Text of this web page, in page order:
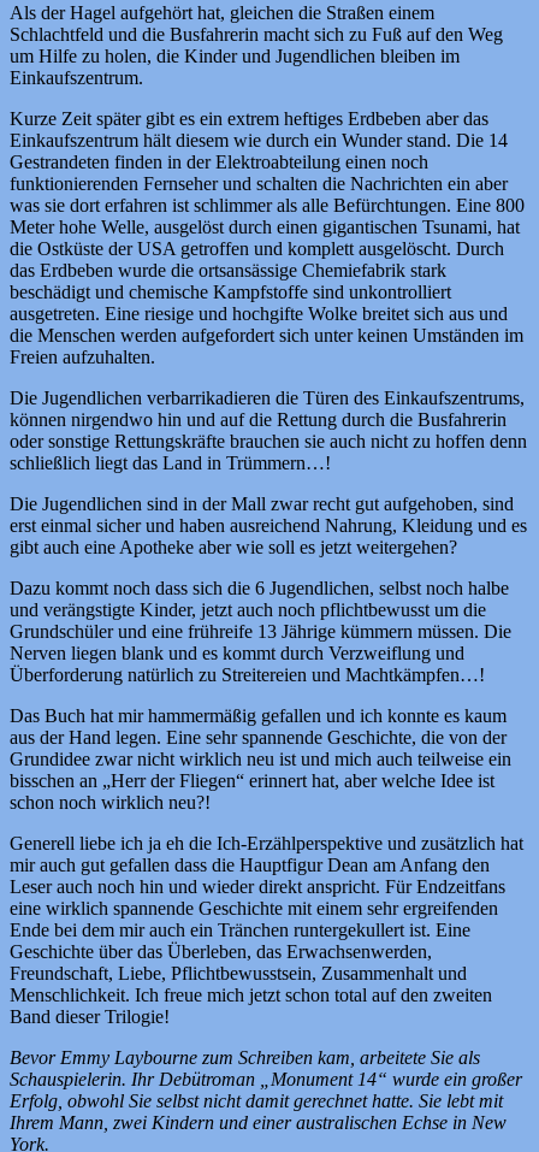
Als der Hagel aufgehört hat, gleichen die Straßen einem
Schlachtfeld und die Busfahrerin macht sich zu Fuß auf den Weg
um Hilfe zu holen, die Kinder und Jugendlichen bleiben im
Einkaufszentrum.
Kurze Zeit später gibt es ein extrem heftiges Erdbeben aber das
Einkaufszentrum hält diesem wie durch ein Wunder stand. Die 14
Gestrandeten finden in der Elektroabteilung einen noch
funktionierenden Fernseher und schalten die Nachrichten ein aber
was sie dort erfahren ist schlimmer als alle Befürchtungen. Eine 800
Meter hohe Welle, ausgelöst durch einen gigantischen Tsunami, hat
die Ostküste der USA getroffen und komplett ausgelöscht. Durch
das Erdbeben wurde die ortsansässige Chemiefabrik stark
beschädigt und chemische Kampfstoffe sind unkontrolliert
ausgetreten. Eine riesige und hochgifte Wolke breitet sich aus und
die Menschen werden aufgefordert sich unter keinen Umständen im
Freien aufzuhalten.
Die Jugendlichen verbarrikadieren die Türen des Einkaufszentrums,
können nirgendwo hin und auf die Rettung durch die Busfahrerin
oder sonstige Rettungskräfte brauchen sie auch nicht zu hoffen denn
schließlich liegt das Land in Trümmern…!
Die Jugendlichen sind in der Mall zwar recht gut aufgehoben, sind
erst einmal sicher und haben ausreichend Nahrung, Kleidung und es
gibt auch eine Apotheke aber wie soll es jetzt weitergehen?
Dazu kommt noch dass sich die 6 Jugendlichen, selbst noch halbe
und verängstigte Kinder, jetzt auch noch pflichtbewusst um die
Grundschüler und eine frühreife 13 Jährige kümmern müssen. Die
Nerven liegen blank und es kommt durch Verzweiflung und
Überforderung natürlich zu Streitereien und Machtkämpfen…!
Das Buch hat mir hammermäßig gefallen und ich konnte es kaum
aus der Hand legen. Eine sehr spannende Geschichte, die von der
Grundidee zwar nicht wirklich neu ist und mich auch teilweise ein
bisschen an „Herr der Fliegen“ erinnert hat, aber welche Idee ist
schon noch wirklich neu?!
Generell liebe ich ja eh die Ich-Erzählperspektive und zusätzlich hat
mir auch gut gefallen dass die Hauptfigur Dean am Anfang den
Leser auch noch hin und wieder direkt anspricht. Für Endzeitfans
eine wirklich spannende Geschichte mit einem sehr ergreifenden
Ende bei dem mir auch ein Tränchen runtergekullert ist. Eine
Geschichte über das Überleben, das Erwachsenwerden,
Freundschaft, Liebe, Pflichtbewusstsein, Zusammenhalt und
Menschlichkeit. Ich freue mich jetzt schon total auf den zweiten
Band dieser Trilogie!
Bevor Emmy Laybourne zum Schreiben kam, arbeitete Sie als
Schauspielerin. Ihr Debütroman „Monument 14“ wurde ein großer
Erfolg, obwohl Sie selbst nicht damit gerechnet hatte. Sie lebt mit
Ihrem Mann, zwei Kindern und einer australischen Echse in New
York.